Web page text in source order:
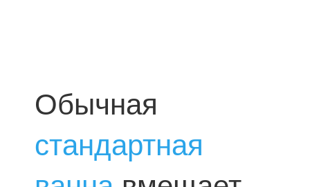
Обычная
стандартная